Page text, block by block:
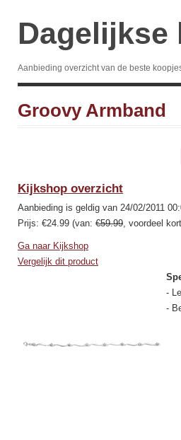
Dagelijkse
Aanbieding overzicht van de beste
Groovy Armband
Kijkshop overzicht
Aanbieding is geldig van 24/02/2011
Prijs: €24.99 (van: €59.99, voordeel
Ga naar Kijkshop
Vergelijk dit product
-
-